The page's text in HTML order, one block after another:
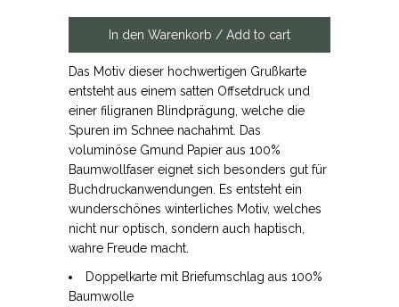
Das Motiv dieser hochwertigen Grußkarte
entsteht aus einem satten Offsetdruck und
einer filigranen Blindprägung, welche die
Spuren im Schnee nachahmt. Das
voluminöse Gmund Papier aus 100%
Baumwollfaser eignet sich besonders gut für
Buchdruckanwendungen. Es entsteht ein
wunderschönes winterliches Motiv, welches
nicht nur optisch, sondern auch haptisch,
wahre Freude macht.
Doppelkarte mit Briefumschlag aus 100%
Baumwolle